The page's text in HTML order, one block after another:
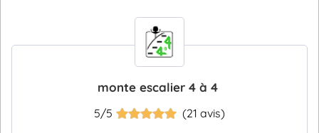
monte escalier 4 à 4
5/5 (21 avis)